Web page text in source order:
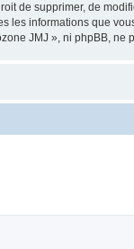
de supprimer, de
les informations que
JMJ », ni phpBB,